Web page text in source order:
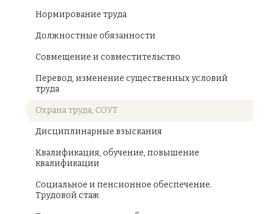
Нормирование труда
Должностные обязанности
Совмещение и совместительство
Перевод, изменение существенных условий
труда
Охрана труда, СОУТ
Дисциплинарные взыскания
Квалификация, обучение, повышение
квалификации
Социальное и пенсионное обеспечение.
Трудовой стаж